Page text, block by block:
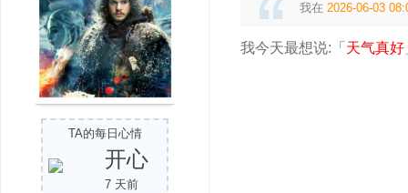
TA的每日心情
开心
7 天前
我在 2026-06-03
我今天最想说:「 天气真好